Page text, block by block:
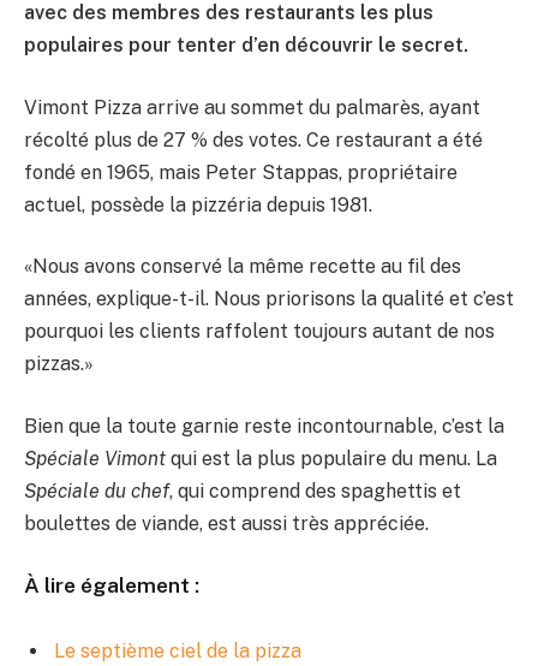
avec des membres des restaurants les plus
populaires pour tenter d’en découvrir le secret.
Vimont Pizza arrive au sommet du palmarès, ayant
récolté plus de 27 % des votes. Ce restaurant a été
fondé en 1965, mais Peter Stappas, propriétaire
actuel, possède la pizzéria depuis 1981.
«Nous avons conservé la même recette au fil des
années, explique-t-il. Nous priorisons la qualité et c’est
pourquoi les clients raffolent toujours autant de nos
pizzas.»
Bien que la toute garnie reste incontournable, c’est la
Spéciale Vimont qui est la plus populaire du menu. La
Spéciale du chef, qui comprend des spaghettis et
boulettes de viande, est aussi très appréciée.
À lire également :
Le septième ciel de la pizza